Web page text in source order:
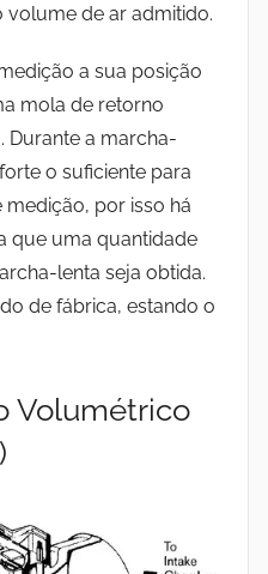
de ar admitido.
a sua posição
mola de retorno
Durante a marcha-
o suficiente para
por isso há
que uma quantidade
lenta seja obtida.
de fábrica, estando o
Volumétrico